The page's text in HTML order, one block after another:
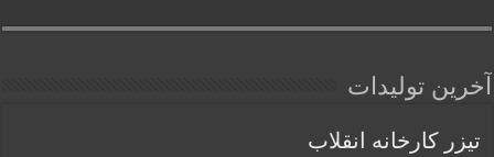
آخرین تولیدات
تیزر کارخانه انقلاب